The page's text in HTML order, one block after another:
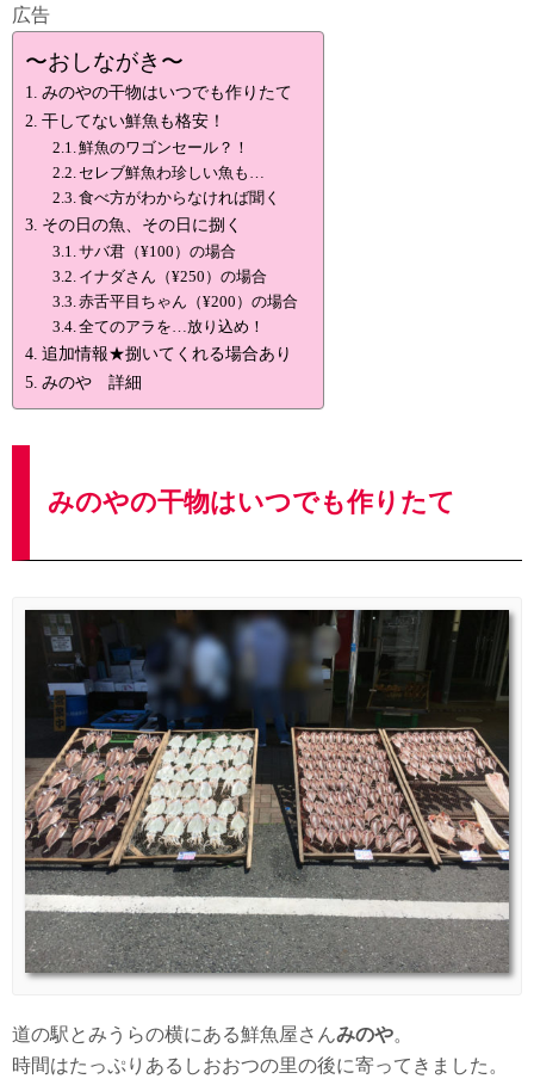
広告
〜おしながき〜
みのやの干物はいつでも作りたて
干してない鮮魚も格安！
鮮魚のワゴンセール？！
セレブ鮮魚わ珍しい魚も…
食べ方がわからなければ聞く
その日の魚、その日に捌く
サバ君（¥100）の場合
イナダさん（¥250）の場合
赤舌平目ちゃん（¥200）の場合
全てのアラを…放り込め！
追加情報★捌いてくれる場合あり
みのや 詳細
みのやの干物はいつでも作りたて
道の駅とみうらの横にある鮮魚屋さんみのや。
時間はたっぷりあるしおおつの里の後に寄ってきました。